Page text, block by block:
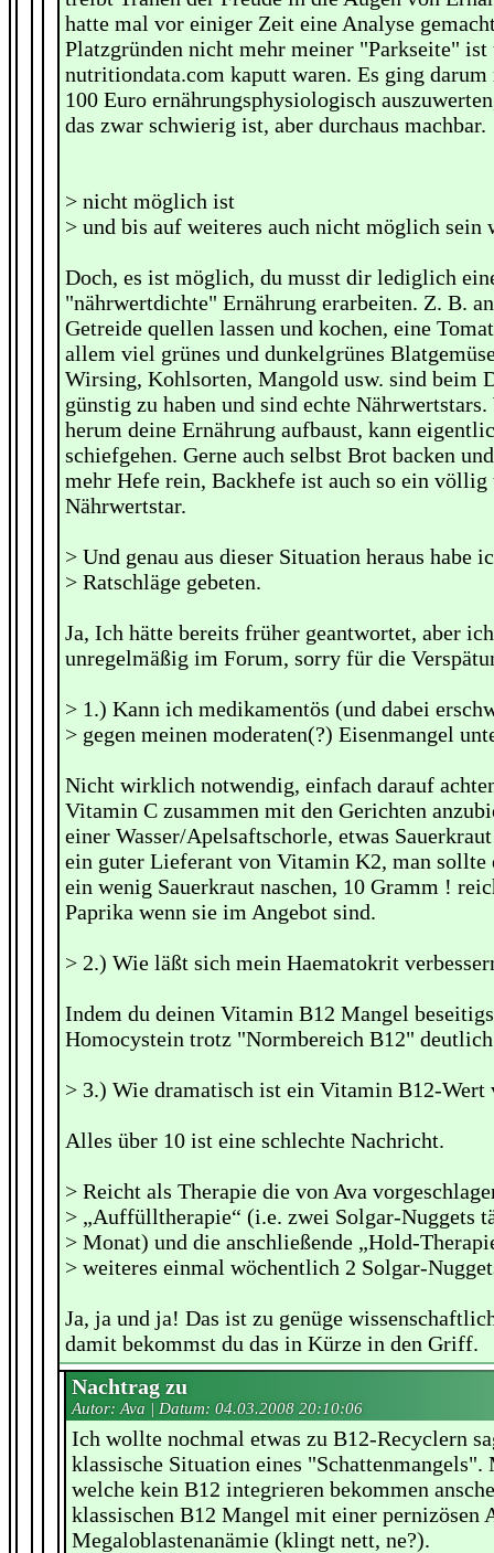
hatte mal vor einiger Zeit eine Analyse
Platzgründen nicht mehr meiner "Parkseite"
nutritiondata.com kaputt waren. Es ging
100 Euro ernährungsphysiologisch
das zwar schwierig ist, aber durchaus machbar.
> nicht möglich ist
> und bis auf weiteres auch nicht möglich sein
Doch, es ist möglich, du musst dir lediglich
"nährwertdichte" Ernährung erarbeiten. Z. B.
Getreide quellen lassen und kochen, eine
allem viel grünes und dunkelgrünes
Wirsing, Kohlsorten, Mangold usw. sind beim
günstig zu haben und sind echte
herum deine Ernährung aufbaust, kann
schiefgehen. Gerne auch selbst Brot backen
mehr Hefe rein, Backhefe ist auch so ein völlig
Nährwertstar.
> Und genau aus dieser Situation heraus habe
> Ratschläge gebeten.
Ja, Ich hätte bereits früher geantwortet, aber
unregelmäßig im Forum, sorry für die
> 1.) Kann ich medikamentös (und dabei
> gegen meinen moderaten(?) Eisenmangel
Nicht wirklich notwendig, einfach darauf
Vitamin C zusammen mit den Gerichten
einer Wasser/Apelsaftschorle, etwas
ein guter Lieferant von Vitamin K2, man sollte
ein wenig Sauerkraut naschen, 10 Gramm !
Paprika wenn sie im Angebot sind.
> 2.) Wie läßt sich mein Haematokrit
Indem du deinen Vitamin B12 Mangel
Homocystein trotz "Normbereich B12"
> 3.) Wie dramatisch ist ein Vitamin B12-Wert
Alles über 10 ist eine schlechte Nachricht.
> Reicht als Therapie die von Ava
> „Auffülltherapie“ (i.e. zwei Solgar-Nuggets
> Monat) und die anschließende „Hold-
> weiteres einmal wöchentlich 2 Solgar-
Ja, ja und ja! Das ist zu genüge
damit bekommst du das in Kürze in den Griff.
Nachtrag zu
Autor: Ava | Datum: 04.03.2008 20:10:06
Ich wollte nochmal etwas zu B12-Recyclern
klassische Situation eines "Schattenmangels".
welche kein B12 integrieren bekommen
klassischen B12 Mangel mit einer pernizösen
Megaloblastenanämie (klingt nett, ne?).